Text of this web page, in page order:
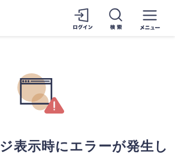
表示時にエラーが発生し